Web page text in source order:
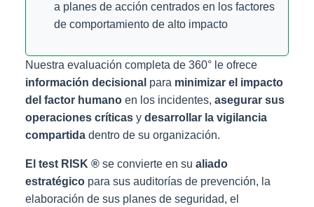
a planes de acción centrados en los factores
de comportamiento de alto impacto
Nuestra evaluación completa de 360° le ofrece
información decisional para minimizar el impacto
del factor humano en los incidentes, asegurar sus
operaciones críticas y desarrollar la vigilancia
compartida dentro de su organización.
El test RISK ® se convierte en su aliado
estratégico para sus auditorías de prevención, la
elaboración de sus planes de seguridad, el